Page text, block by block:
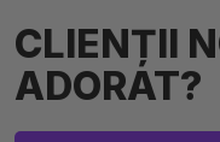
CLIENȚII
ADORAT?